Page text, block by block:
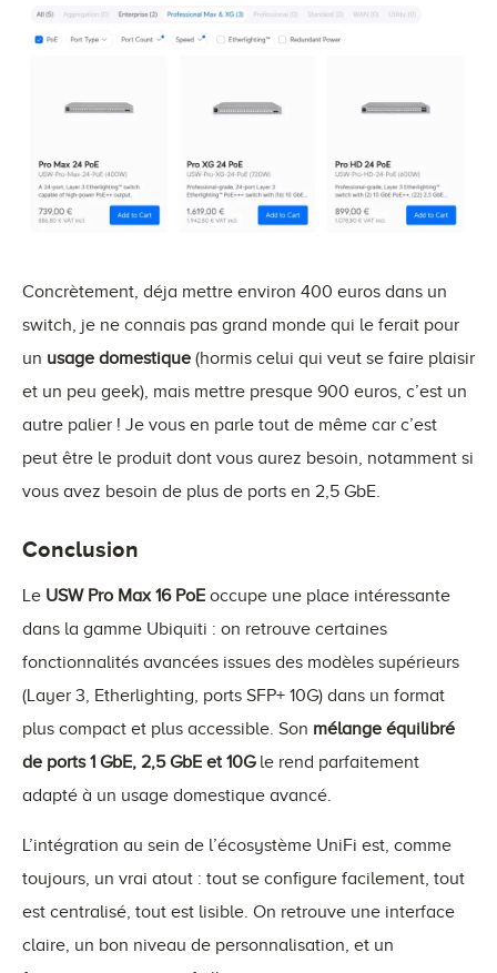
Concrètement, déja mettre environ 400 euros dans un
switch, je ne connais pas grand monde qui le ferait pour
un usage domestique (hormis celui qui veut se faire plaisir
et un peu geek), mais mettre presque 900 euros, c’est un
autre palier ! Je vous en parle tout de même car c’est
peut être le produit dont vous aurez besoin, notamment si
vous avez besoin de plus de ports en 2,5 GbE.
Conclusion
Le USW Pro Max 16 PoE occupe une place intéressante
dans la gamme Ubiquiti : on retrouve certaines
fonctionnalités avancées issues des modèles supérieurs
(Layer 3, Etherlighting, ports SFP+ 10G) dans un format
plus compact et plus accessible. Son mélange équilibré
de ports 1 GbE, 2,5 GbE et 10Gle rend parfaitement
adapté à un usage domestique avancé.
L’intégration au sein de l’écosystème UniFi est, comme
toujours, un vrai atout : tout se configure facilement, tout
est centralisé, tout est lisible. On retrouve une interface
claire, un bon niveau de personnalisation, et un